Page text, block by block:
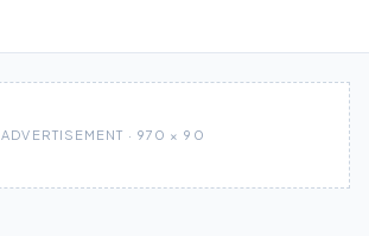
ADVERTISEMENT · 970 × 90